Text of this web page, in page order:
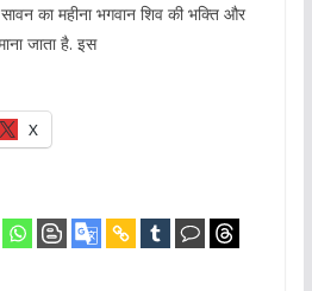
का महीना भगवान शिव की भक्ति और
जाता है. इस
X